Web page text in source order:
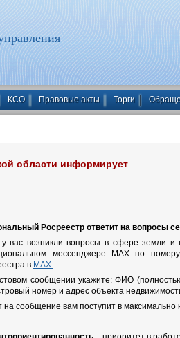
КСО Правовые акты Торги
области информирует
Росреестр ответит на вопросы
у вас возникли вопросы в сфере земли
мессенджере МАХ по
в MAX.
сообщении укажите: ФИО
номер и адрес объекта
на сообщение вам поступит в